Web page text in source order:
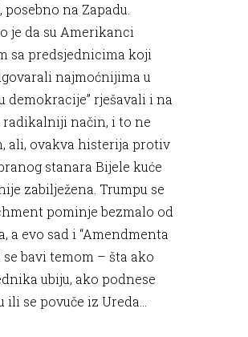
na Zapadu.
je da su Amerikanci
sa predsjednicima koji
najmoćnijima u
demokracije” rješavali i na
radikalniji način, i to ne
ali, ovakva histerija protiv
stanara Bijele kuće
zabilježena. Trumpu se
pominje bezmalo od
a evo sad i “Amendmenta
se bavi temom – šta ako
ubiju, ako podnese
ili se povuče iz Ureda...